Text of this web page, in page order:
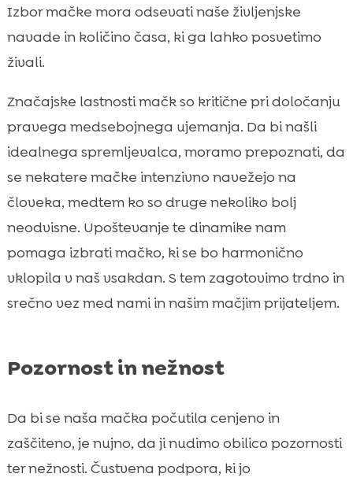
Izbor mačke mora odsevati naše življenjske
navade in količino časa, ki ga lahko posvetimo
živali.
Značajske lastnosti mačk so kritične pri določanju
pravega medsebojnega ujemanja. Da bi našli
idealnega spremljevalca, moramo prepoznati, da
se nekatere mačke intenzivno navežejo na
človeka, medtem ko so druge nekoliko bolj
neodvisne. Upoštevanje te dinamike nam
pomaga izbrati mačko, ki se bo harmonično
vklopila v naš vsakdan. S tem zagotovimo trdno in
srečno vez med nami in našim mačjim prijateljem.
Pozornost in nežnost
Da bi se naša mačka počutila cenjeno in
zaščiteno, je nujno, da ji nudimo obilico pozornosti
ter nežnosti. Čustvena podpora, ki jo